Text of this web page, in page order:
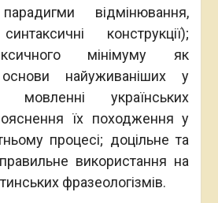
відмінювання,
конструкції);
мінімуму як
основи найуживаніших у
мовленні українських
їх походження у
процесі; доцільне та
використання на
фразеологізмів.